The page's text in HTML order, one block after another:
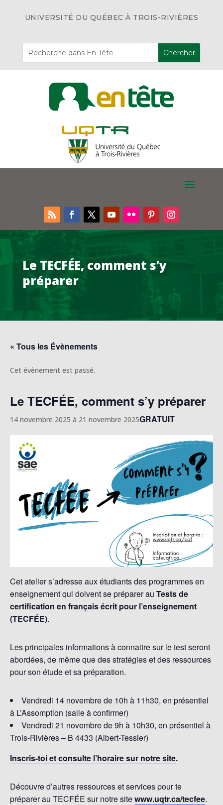
UNIVERSITÉ DU QUÉBEC À TROIS-RIVIÈRES
Le TECFÉE, comment s’y
préparer
« Tous les Évènements
Cet évènement est passé.
Le TECFÉE, comment s’y préparer
14 novembre 2025 à 21 novembre 2025GRATUIT
Cet atelier s’adresse aux étudiants des programmes en
enseignement qui doivent se préparer au Tests de
certification en français écrit pour l’enseignement
(TECFÉE).
Les principales informations à connaitre sur le test seront
abordées, de même que des stratégies et des ressources
pour son étude et sa préparation.
Vendredi 14 novembre de 10h à 11h30, en présentiel
à L’Assomption (salle à confirmer)
Vendredi 21 novembre de 9h à 10h30, en présentiel à
Trois-Rivières – B 4433 (Albert-Tessier)
Inscris-toi et consulte l’horaire sur notre site.
Découvre d’autres ressources et services pour te
préparer au TECFÉE sur notre sitewww.uqtr.ca/tecfee.